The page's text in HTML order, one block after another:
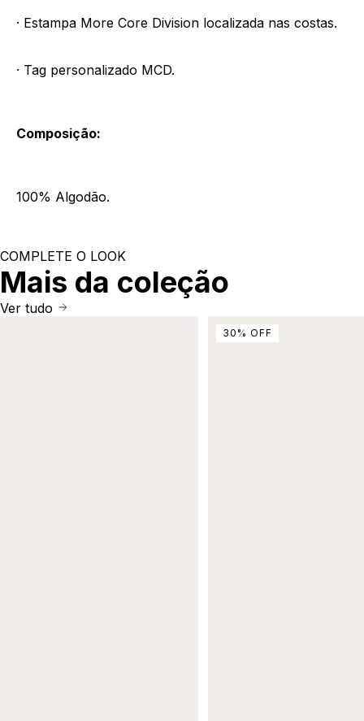
· Estampa More Core Division localizada nas costas.
· Tag personalizado MCD.
Composição:
100% Algodão.
COMPLETE O LOOK
Mais da coleção
Ver tudo
30 % OFF